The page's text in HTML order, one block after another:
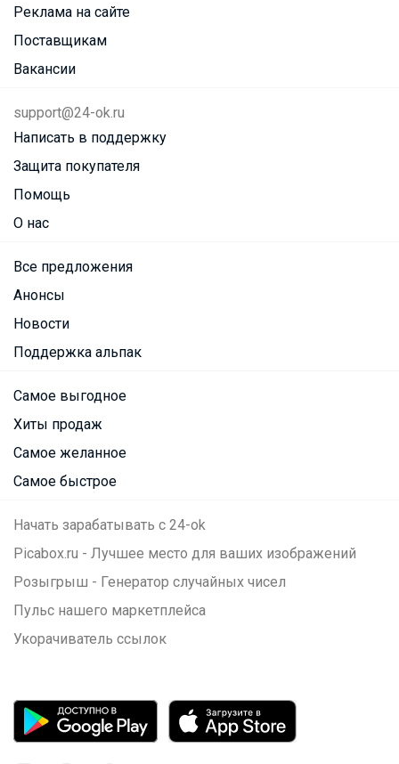
Реклама на сайте
Поставщикам
Вакансии
support@24-ok.ru
Написать в поддержку
Защита покупателя
Помощь
О нас
Все предложения
Анонсы
Новости
Поддержка альпак
Самое выгодное
Хиты продаж
Самое желанное
Самое быстрое
Начать зарабатывать с 24-ok
Picabox.ru - Лучшее место для ваших изображений
Розыгрыш - Генератор случайных чисел
Пульс нашего маркетплейса
Укорачиватель ссылок